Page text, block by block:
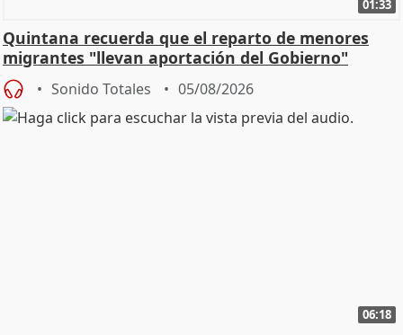
01:33
Quintana recuerda que el reparto de menores
migrantes "llevan aportación del Gobierno"
central
Sonido Totales 05/08/2026
06:18